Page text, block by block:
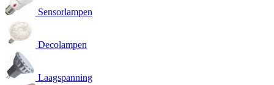
Sensorlampen
Decolampen
Laagspanning